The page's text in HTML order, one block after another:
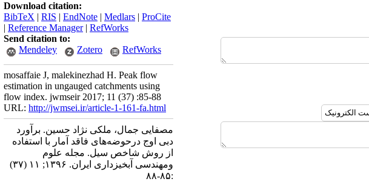
Download citation:
BibTeX | RIS | EndNote | Medlars | ProCite
| Reference Manager| RefWorks
Send citation to:
Mendeley
Zotero RefWorks
mosaffaie J, malekinezhad H. Peak flow
estimation in ungauged catchments using
flow index. jwmseir 2017; 11 (37) :85-88
URL: http://jwmsei.ir/article-1-161-fa.html
مصفایی جمال، ملکی نژاد حسین. برآورد
دبی اوج درحوضه‌های فاقد آمار با استفاده
از روش شاخص سیل. مجله علوم
ومهندسی آبخیزداری ایران. ۱۳۹۶; ۱۱ (۳۷)
:۸۵-۸۸